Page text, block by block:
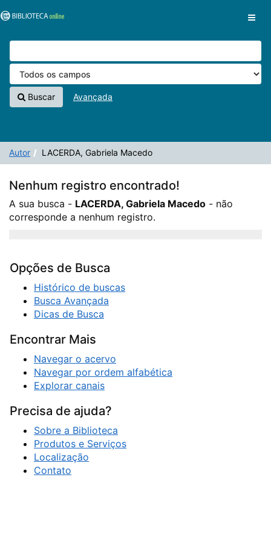
nenhum registro.
VuFind
Buscar Avançada
Autor LACERDA, Gabriela Macedo
Nenhum registro encontrado!
A sua busca - LACERDA, Gabriela Macedo - não
corresponde a nenhum registro.
Opções de Busca
Histórico de buscas
Busca Avançada
Dicas de Busca
Encontrar Mais
Navegar o acervo
Navegar por ordem alfabética
Explorar canais
Precisa de ajuda?
Sobre a Biblioteca
Produtos e Serviços
Localização
Contato